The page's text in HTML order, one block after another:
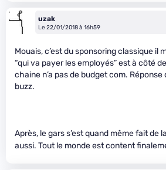
uzak
Le 22/01/2018 à 16h59
Mouais, c’est du sponsoring classique il
“qui va payer les employés” est à côté
chaine n’a pas de budget com.
buzz.
Après, le gars s’est quand même fait de
aussi. Tout le monde est content